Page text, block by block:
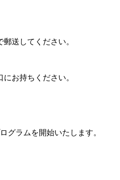
送してください。
お持ちください。
グラムを開始いたします。